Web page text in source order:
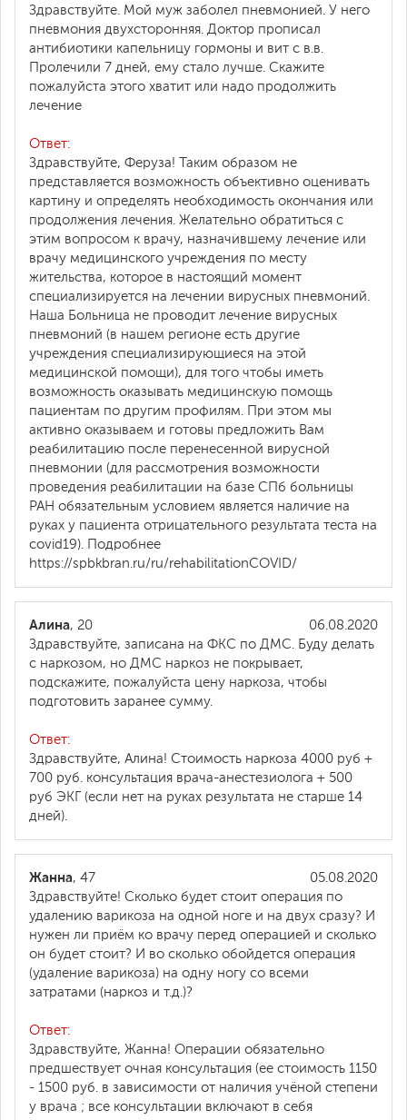
Здравствуйте. Мой муж заболел пневмонией. У него
пневмония двухсторонняя. Доктор прописал
антибиотики капельницу гормоны и вит с в.в.
Пролечили 7 дней, ему стало лучше. Скажите
пожалуйста этого хватит или надо продолжить
лечение
Ответ:
Здравствуйте, Феруза! Таким образом не
представляется возможность объективно оценивать
картину и определять необходимость окончания или
продолжения лечения. Желательно обратиться с
этим вопросом к врачу, назначившему лечение или
врачу медицинского учреждения по месту
жительства, которое в настоящий момент
специализируется на лечении вирусных пневмоний.
Наша Больница не проводит лечение вирусных
пневмоний (в нашем регионе есть другие
учреждения специализирующиеся на этой
медицинской помощи), для того чтобы иметь
возможность оказывать медицинскую помощь
пациентам по другим профилям. При этом мы
активно оказываем и готовы предложить Вам
реабилитацию после перенесенной вирусной
пневмонии (для рассмотрения возможности
проведения реабилитации на базе СПб больницы
РАН обязательным условием является наличие на
руках у пациента отрицательного результата теста на
covid19). Подробнее
https://spbkbran.ru/ru/rehabilitationCOVID/
06.08.2020
Алина, 20
Здравствуйте, записана на ФКС по ДМС. Буду делать
с наркозом, но ДМС наркоз не покрывает,
подскажите, пожалуйста цену наркоза, чтобы
подготовить заранее сумму.
Ответ:
Здравствуйте, Алина! Стоимость наркоза 4000 руб +
700 руб. консультация врача-анестезиолога + 500
руб ЭКГ (если нет на руках результата не старше 14
дней).
05.08.2020
Жанна, 47
Здравствуйте! Сколько будет стоит операция по
удалению варикоза на одной ноге и на двух сразу? И
нужен ли приём ко врачу перед операцией и сколько
он будет стоит? И во сколько обойдется операция
(удаление варикоза) на одну ногу со всеми
затратами (наркоз и т.д.)?
Ответ:
Здравствуйте, Жанна! Операции обязательно
предшествует очная консультация (ее стоимость 1150
- 1500 руб. в зависимости от наличия учёной степени
у врача ; все консультации включают в себя